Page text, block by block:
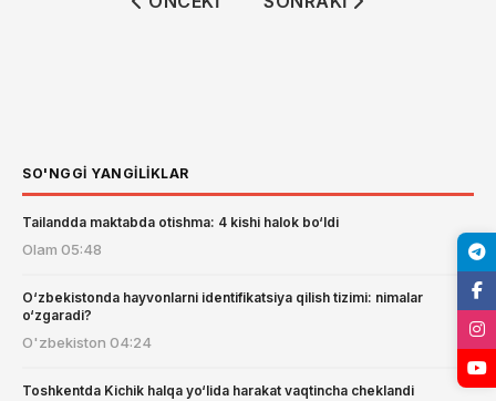
SO'NGGI YANGILIKLAR
Tailandda maktabda otishma: 4 kishi halok bo‘ldi
Olam 05:48
O‘zbekistonda hayvonlarni identifikatsiya qilish tizimi: nimalar
o‘zgaradi?
O'zbekiston 04:24
Toshkentda Kichik halqa yo‘lida harakat vaqtincha cheklandi